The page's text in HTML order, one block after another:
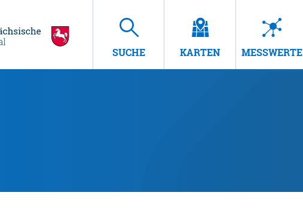
SUCHE KARTEN MESSWERTE